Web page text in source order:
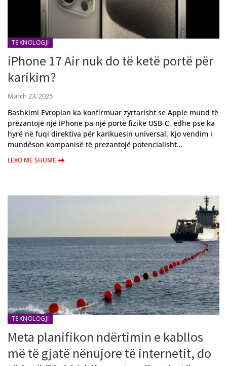
TEKNOLOGJI
iPhone 17 Air nuk do të ketë portë për
karikim?
March 23, 2025
Bashkimi Evropian ka konfirmuar zyrtarisht se Apple mund të
prezantojë një iPhone pa një portë fizike USB-C, edhe pse ka
hyrë në fuqi direktiva për karikuesin universal. Kjo vendim i
mundëson kompanisë të prezantojë potencialisht…
LEXO MË SHUMË
TEKNOLOGJI
Meta planifikon ndërtimin e kabllos
më të gjatë nënujore të internetit, do